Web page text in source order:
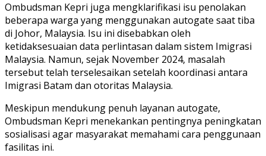
Ombudsman Kepri juga mengklarifikasi isu penolakan
beberapa warga yang menggunakan autogate saat tiba
di Johor, Malaysia. Isu ini disebabkan oleh
ketidaksesuaian data perlintasan dalam sistem Imigrasi
Malaysia. Namun, sejak November 2024, masalah
tersebut telah terselesaikan setelah koordinasi antara
Imigrasi Batam dan otoritas Malaysia.
Meskipun mendukung penuh layanan autogate,
Ombudsman Kepri menekankan pentingnya peningkatan
sosialisasi agar masyarakat memahami cara penggunaan
fasilitas ini.